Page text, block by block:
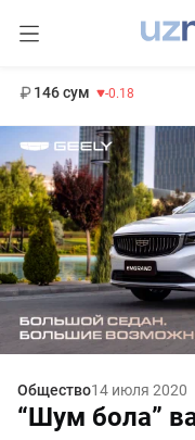
146 сум -0.18
Общество14 июля 2020
“Шум бола”